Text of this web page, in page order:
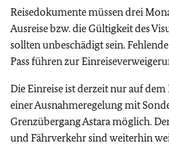
Reisedokumente müssen drei
Ausreise bzw. die Gültigkeit des
sollten unbeschädigt sein.
Pass führen zur
Die Einreise ist derzeit nur auf
einer Ausnahmeregelung mit
Grenzübergang Astara möglich.
und Fährverkehr sind weiterhin